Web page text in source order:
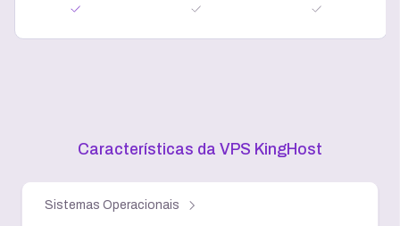
Características da VPS KingHost
Sistemas Operacionais